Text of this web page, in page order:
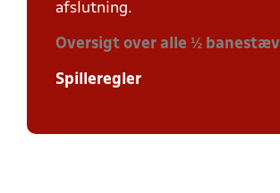
afslutning.
Oversigt over alle ½
Spilleregler